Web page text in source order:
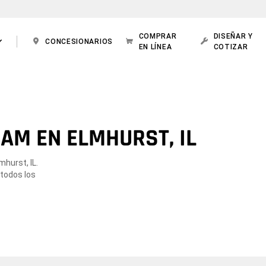
CONCESIONARIOS
COMPRAR
EN LÍNEA
DISEÑAR Y
COTIZAR
EN ELMHURST, IL
IL.
los